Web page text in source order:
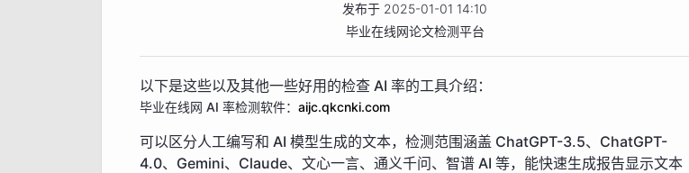
发布于 2025-01-01 14:10
毕业在线网论文检测平台
以下是这些以及其他一些好用的检查 AI 率的工具介绍：
毕业在线网 AI 率检测软件： aijc.qkcnki.com
可以区分人工编写和 AI 模型生成的文本，检测范围涵盖 ChatGPT-3.5、ChatGPT-
4.0、Gemini、Claude、文心一言、通义千问、智谱 AI 等，能快速生成报告显示文本